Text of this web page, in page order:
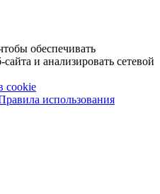
обеспечивать
и анализировать сетевой
cookie
использования